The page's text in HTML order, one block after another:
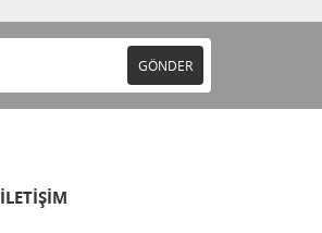
GÖNDER
İLETİŞİM